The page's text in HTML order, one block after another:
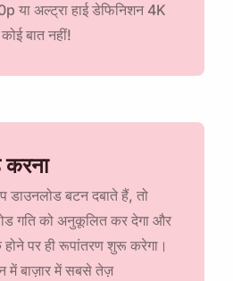
या अल्ट्रा हाई डेफिनिशन 4K
बात नहीं!
डाउनलोड बटन दबाते हैं, तो
गति को अनुकूलित कर देगा और
पर ही रूपांतरण शुरू करेगा।
में बाज़ार में सबसे तेज़